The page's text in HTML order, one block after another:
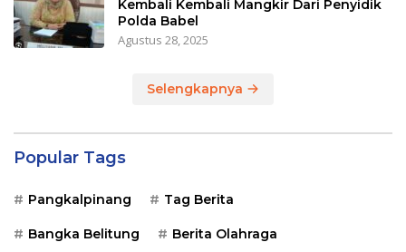
Kembali Kembali Mangkir Dari Penyidik
Polda Babel
Agustus 28, 2025
Selengkapnya
Popular Tags
Pangkalpinang Tag Berita
Bangka Belitung Berita Olahraga